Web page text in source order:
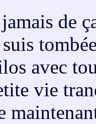
de
avec
vie